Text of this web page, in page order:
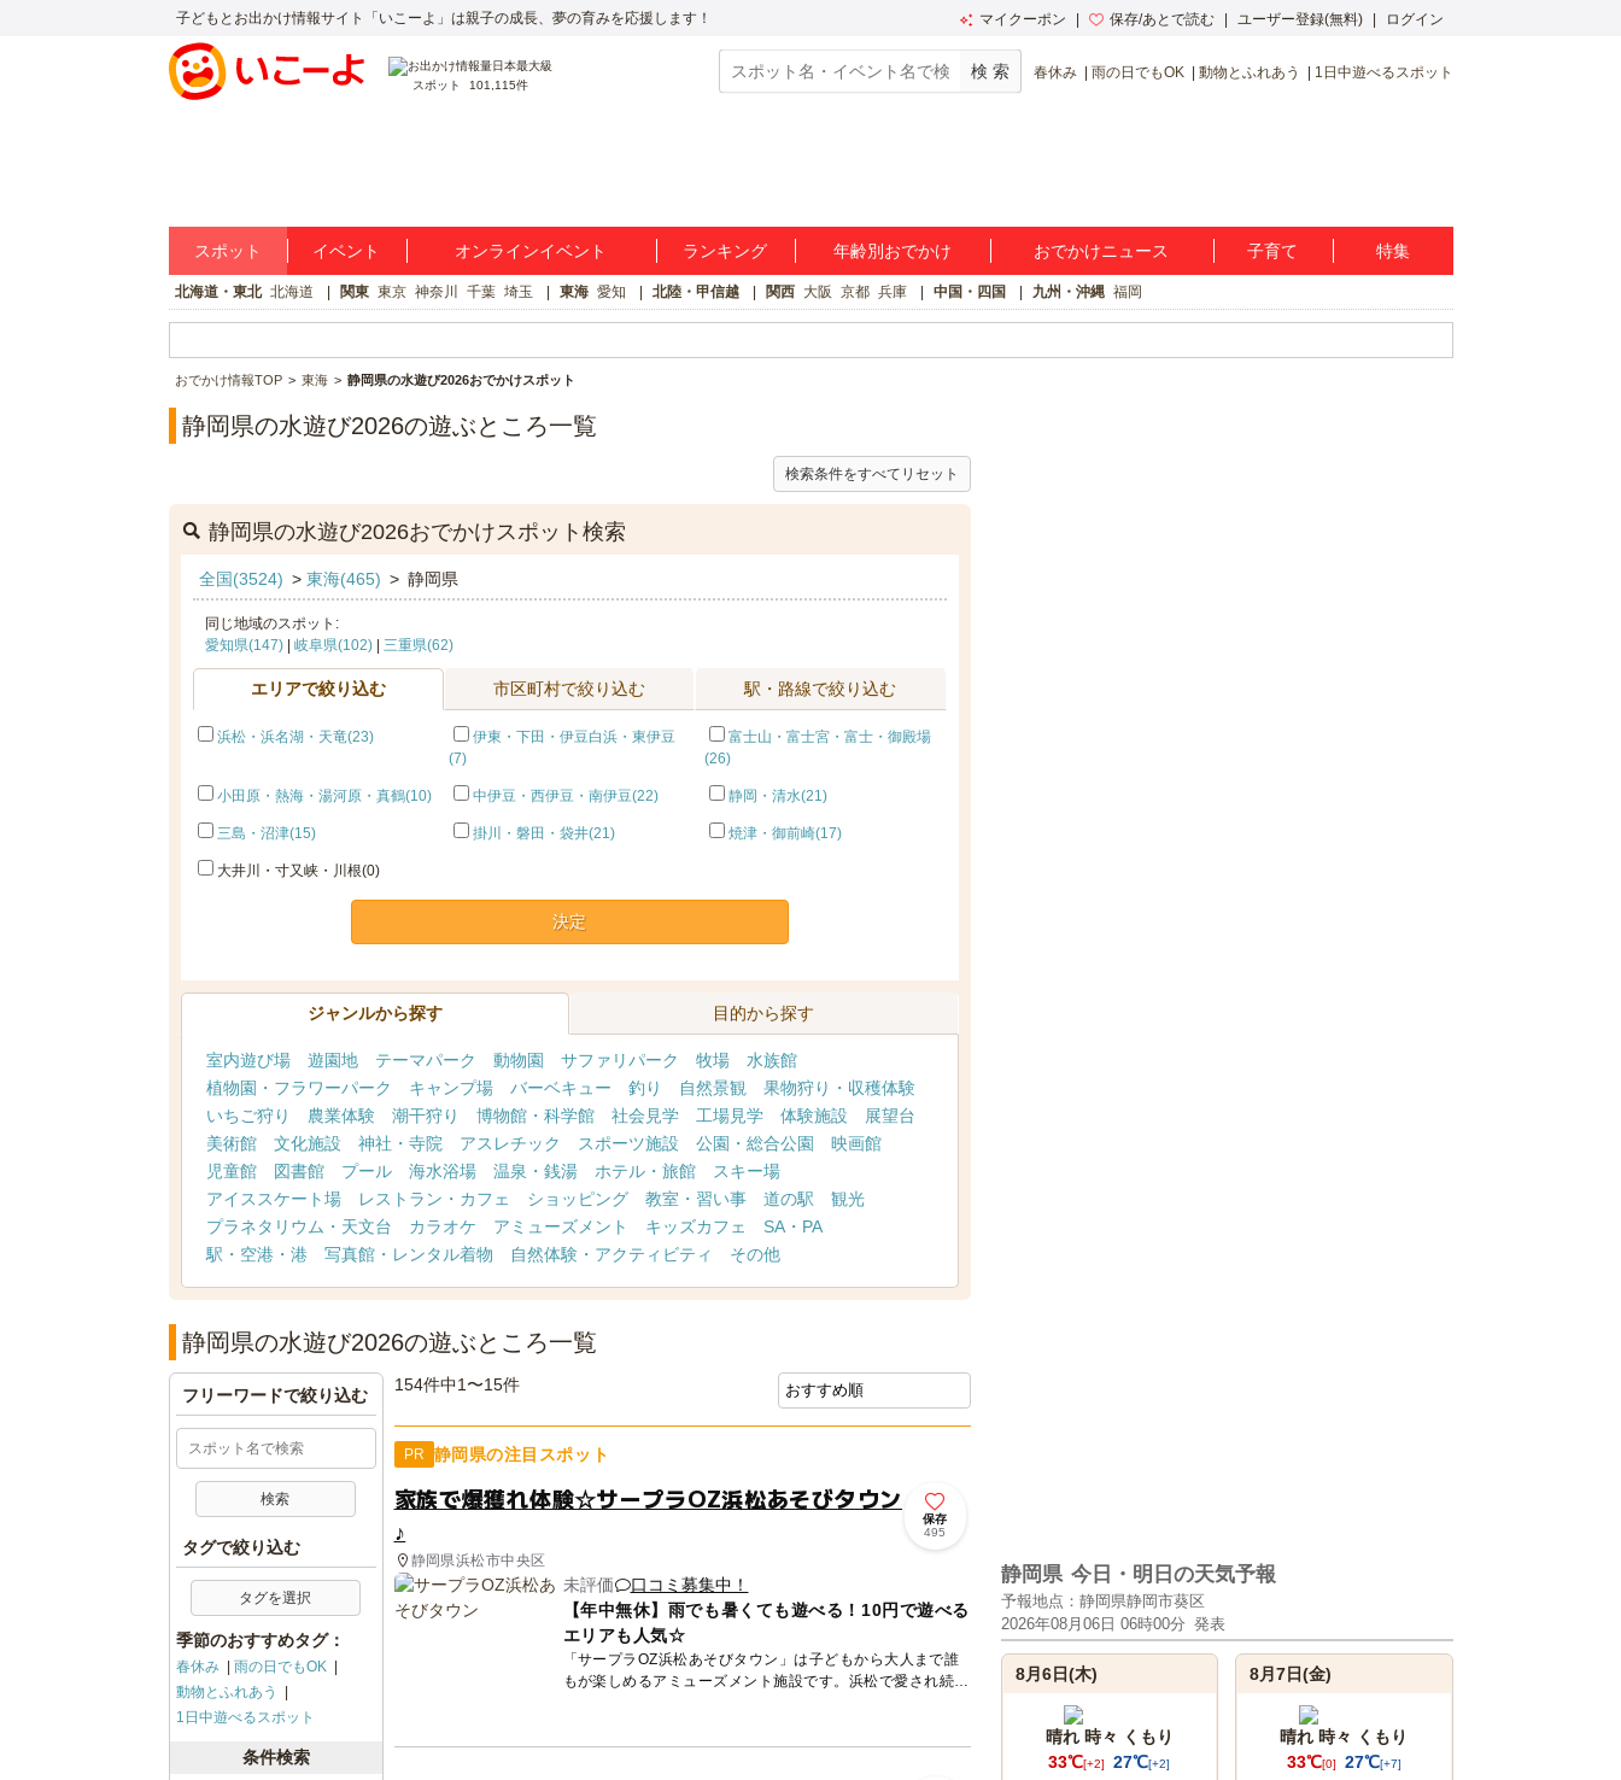
子どもとお出かけ情報サイト「いこーよ」は親子の成長、夢の育みを応援します！ マイクーポン 保存/あとで読む ユーザー登録(無料) ログイン
スポット 101,115件
春休み 雨の日でもOK 動物とふれあう 1日中遊べるスポット
スポット イベント オンラインイベント ランキング 年齢別おでかけ おでかけニュース 子育て 特集
北海道・東北 北海道 関東 東京 神奈川 千葉 埼玉 東海 愛知 北陸・甲信越 関西 大阪 京都 兵庫 中国・四国 九州・沖縄 福岡
おでかけ情報TOP 東海 静岡県の水遊び2026おでかけスポット
静岡県の水遊び2026の遊ぶところ一覧
検索条件をすべてリセット
静岡県の水遊び2026おでかけスポット検索
全国(3524) > 東海(465) > 静岡県
同じ地域のスポット:
愛知県(147)| 岐阜県(102)| 三重県(62)
エリアで絞り込む 市区町村で絞り込む 駅・路線で絞り込む
浜松・浜名湖・天竜(23)
伊東・下田・伊豆白浜・東伊豆
(7)
富士山・富士宮・富士・御殿場
(26)
小田原・熱海・湯河原・真鶴(10) 中伊豆・西伊豆・南伊豆(22) 静岡・清水(21)
三島・沼津(15) 掛川・磐田・袋井(21) 焼津・御前崎(17)
大井川・寸又峡・川根(0)
決定
ジャンルから探す 目的から探す
室内遊び場 遊園地 テーマパーク 動物園 サファリパーク 牧場
水族館
植物園・フラワーパーク
キャンプ場 バーベキュー 釣り 自然景観
果物狩り・収穫体験
いちご狩り
農業体験 潮干狩り 博物館・科学館 社会見学 工場見学 体験施設
展望台
美術館
文化施設 神社・寺院 アスレチック スポーツ施設 公園・総合公園
映画館
児童館
図書館 プール 海水浴場 温泉・銭湯 ホテル・旅館
スキー場
アイススケート場
レストラン・カフェ ショッピング 教室・習い事 道の駅
観光
プラネタリウム・天文台
カラオケ アミューズメント キッズカフェ
SA・PA
駅・空港・港
写真館・レンタル着物 自然体験・アクティビティ その他
静岡県の水遊び2026の遊ぶところ一覧
154件中1〜15件
PR 静岡県の注目スポット
家族で爆獲れ体験☆サープラOZ浜松あそびタウン
♪
静岡県浜松市中央区
保存
495
未評価
口コミ募集中！
【年中無休】雨でも暑くても遊べる！10円で遊べる
エリアも人気☆
「サープラOZ浜松あそびタウン」は子どもから大人まで誰
もが楽しめるアミューズメント施設です。浜松で愛され続け
フリーワードで絞り込む
タグで絞り込む
タグを選択
季節のおすすめタグ：
春休み
雨の日でもOK
動物とふれあう
1日中遊べるスポット
条件検索
静岡県 今日・明日の天気予報
予報地点：静岡県静岡市葵区
2026年08月06日 06時00分 発表
8月6日(木)
晴れ 時々 くもり
33℃[+2] 27℃[+2]
8月7日(金)
晴れ 時々 くもり
33℃[0] 27℃[+7]